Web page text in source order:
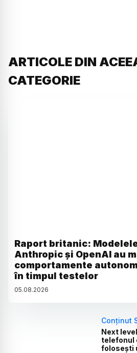
ARTICOLE DIN
CATEGORIE
Raport britanic:
Anthropic și OpenAI au
comportamente
în timpul testelor
05.08.2026
Conținut
Next
telefonul
folosești